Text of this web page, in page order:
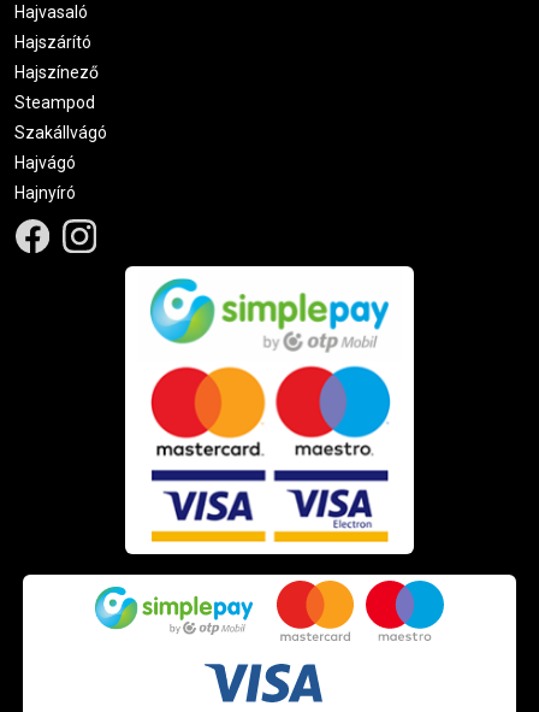
Hajvasaló
Hajszárító
Hajszínező
Steampod
Szakállvágó
Hajvágó
Hajnyíró